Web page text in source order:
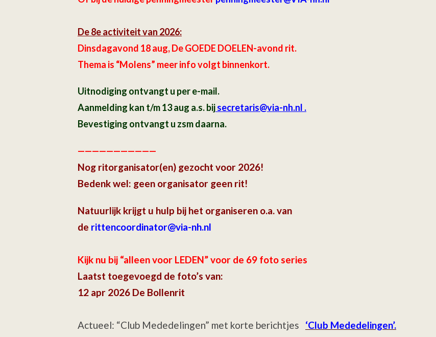
De 8e activiteit van 2026:
Dinsdagavond 18 aug, De GOEDE DOELEN-avond rit.
Thema is “Molens” meer info volgt binnenkort.
Uitnodiging ontvangt u per e-mail.
Aanmelding kan t/m 13 aug a.s. bijsecretaris@via-nh.nl .
Bevestiging ontvangt u zsm daarna.
———————————
Nog ritorganisator(en) gezocht voor 2026!
Bedenk wel: geen organisator geen rit!
Natuurlijk krijgt u hulp bij het organiseren o.a. van
de rittencoordinator@via-nh.nl
Kijk nu bij “alleen voor LEDEN” voor de 69 foto series
Laatst toegevoegd de foto’s van:
12 apr 2026 De Bollenrit
Actueel: “Club Mededelingen” met korte berichtjes
‘Club Mededelingen’.